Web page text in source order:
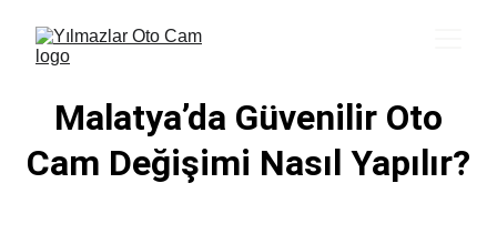
Malatya’da Güvenilir Oto
Cam Değişimi Nasıl Yapılır?